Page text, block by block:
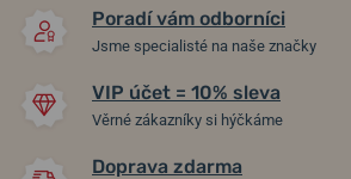
Poradí vám odborníci
Jsme specialisté na naše značky
VIP účet = 10% sleva
Věrné zákazníky si hýčkáme
Doprava zdarma